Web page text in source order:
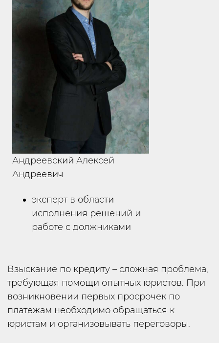
Андреевский Алексей
Андреевич
эксперт в области
исполнения решений и
работе с должниками
Взыскание по кредиту – сложная проблема,
требующая помощи опытных юристов. При
возникновении первых просрочек по
платежам необходимо обращаться к
юристам и организовывать переговоры.